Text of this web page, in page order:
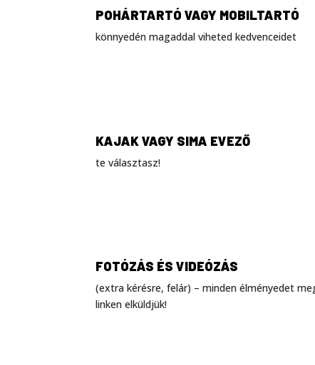
POHÁRTARTÓ VAGY MOBILTARTÓ
könnyedén magaddal viheted kedvenceidet
KAJAK VAGY SIMA EVEZŐ
te választasz!
FOTÓZÁS ÉS VIDEÓZÁS
(extra kérésre, felár) – minden élményedet
linken elküldjük!